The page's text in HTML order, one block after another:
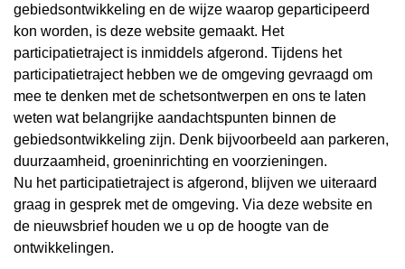
gebiedsontwikkeling en de wijze waarop geparticipeerd
kon worden, is deze website gemaakt. Het
participatietraject is inmiddels afgerond. Tijdens het
participatietraject hebben we de omgeving gevraagd om
mee te denken met de schetsontwerpen en ons te laten
weten wat belangrijke aandachtspunten binnen de
gebiedsontwikkeling zijn. Denk bijvoorbeeld aan parkeren,
duurzaamheid, groeninrichting en voorzieningen.
Nu het participatietraject is afgerond, blijven we uiteraard
graag in gesprek met de omgeving. Via deze website en
de nieuwsbrief houden we u op de hoogte van de
ontwikkelingen.